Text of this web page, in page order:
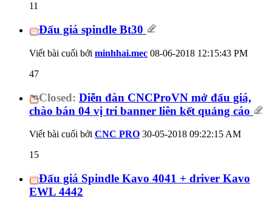
11
Đấu giá spindle Bt30
Viết bài cuối bởi minhhai.mec 08-06-2018 12:15:43 PM
47
Closed: Diễn đàn CNCProVN mở đấu giá,
chào bán 04 vị trí banner liên kết quảng cáo
Viết bài cuối bởi CNC PRO 30-05-2018 09:22:15 AM
15
Đấu giá Spindle Kavo 4041 + driver Kavo
EWL 4442